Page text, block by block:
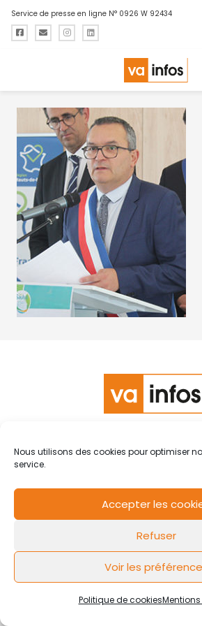
Nous utilisons des cookies pour optimiser
service.
Accepter les
Refuser
Voir les
Politique de cookies
Service de presse en ligne N° 0926 W 92434
Contact
Mentions légales Politique